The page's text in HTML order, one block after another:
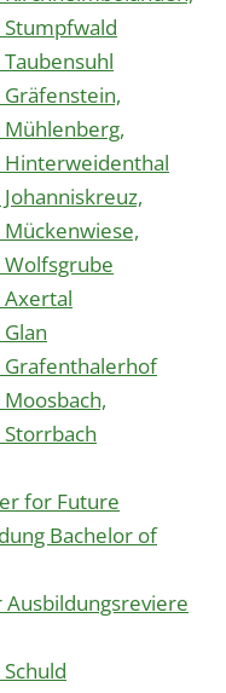
for Future
Bachelor of